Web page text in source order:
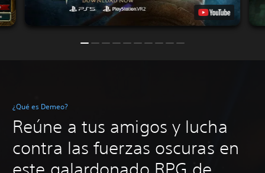
¿Qué es Demeo?
Reúne a tus amigos y lucha
contra las fuerzas oscuras en